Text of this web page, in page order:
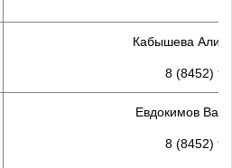
Кабышева Алия
8 (8452)
Евдокимов
8 (8452)